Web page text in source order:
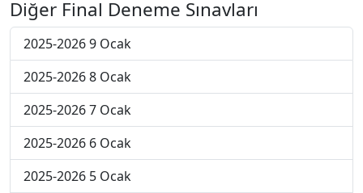
Diğer Final Deneme Sınavları
2025-2026 9 Ocak
2025-2026 8 Ocak
2025-2026 7 Ocak
2025-2026 6 Ocak
2025-2026 5 Ocak